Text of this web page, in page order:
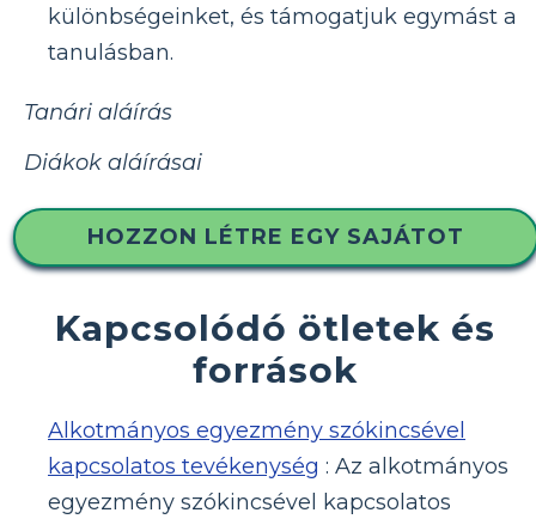
különbségeinket, és támogatjuk egymást a
tanulásban.
Tanári aláírás
Diákok aláírásai
HOZZON LÉTRE EGY SAJÁTOT
Kapcsolódó ötletek és
források
Alkotmányos egyezmény szókincsével
kapcsolatos tevékenység : Az alkotmányos
egyezmény szókincsével kapcsolatos